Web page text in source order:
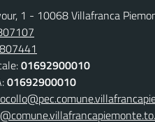
1 - 10068 Villafranca
01692900010
01692900010